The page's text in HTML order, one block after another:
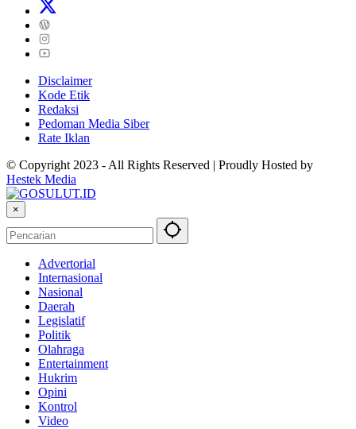
Disclaimer
Kode Etik
Redaksi
Pedoman Media Siber
Rate Iklan
© Copyright 2023 - All Rights Reserved | Proudly Hosted by
Hestek Media
×
Advertorial
Internasional
Nasional
Daerah
Legislatif
Politik
Olahraga
Entertainment
Hukrim
Opini
Kontrol
Video